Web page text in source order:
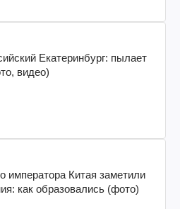
Екатеринбург: пылает
видео)
императора Китая заметили
как образовались (фото)